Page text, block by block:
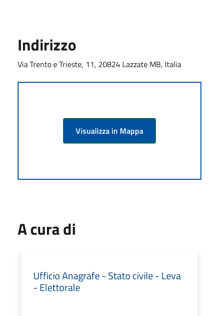
Indirizzo
Via Trento e Trieste, 11, 20824 Lazzate MB, Italia
Visualizza in Mappa
A cura di
Ufficio Anagrafe - Stato civile - Leva
- Elettorale